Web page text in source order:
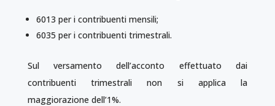
6013 per i contribuenti mensili;
6035 per i contribuenti trimestrali.
Sul versamento dell’acconto effettuato dai
contribuenti trimestrali non si applica la
maggiorazione dell’1%.